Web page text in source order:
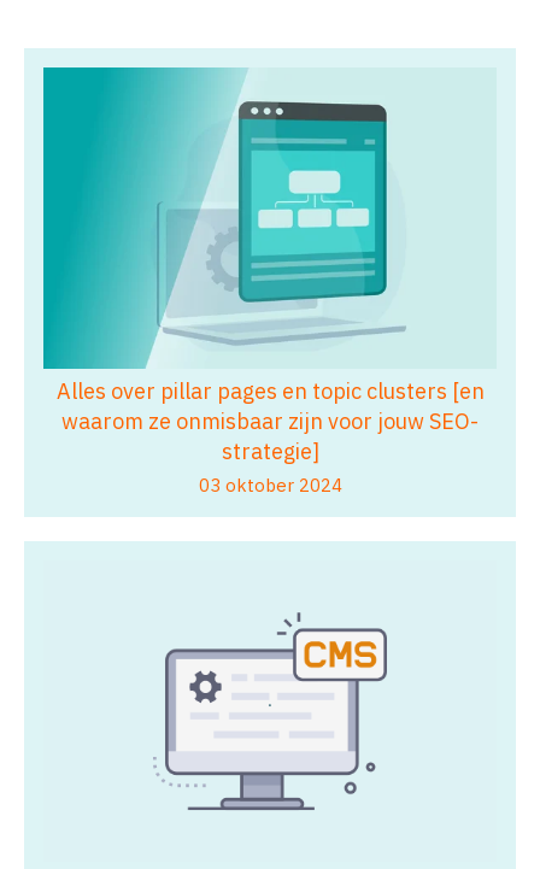
Alles over pillar pages en topic clusters [en
waarom ze onmisbaar zijn voor jouw SEO-
strategie]
03 oktober 2024